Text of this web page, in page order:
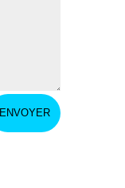
ENVOYER